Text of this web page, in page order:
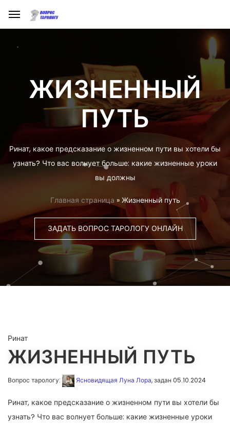
ЖИЗНЕННЫЙ
ПУТЬ
Ринат, какое предсказание о жизненном пути вы хотели бы
узнать? Что вас волнует больше: какие жизненные уроки
вы должны
Главная страница » Жизненный путь
ЗАДАТЬ ВОПРОС ТАРОЛОГУ ОНЛАЙН
Ринат
ЖИЗНЕННЫЙ ПУТЬ
Вопрос тарологу: Ясновидящая Луна Лора, задан 05.10.2024
Ринат, какое предсказание о жизненном пути вы хотели бы
узнать? Что вас волнует больше: какие жизненные уроки